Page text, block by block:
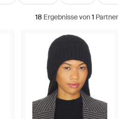
18 Ergebnissevon1 Partner